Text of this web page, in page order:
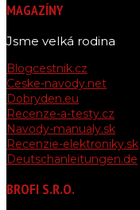
MAGAZÍNY
Jsme velká rodina
Blogcestnik.cz
Ceske-navody.net
Dobryden.eu
Recenze-a-testy.cz
Navody-manualy.sk
Recenzie-elektroniky.sk
Deutschanleitungen.de
BROFI S.R.O.